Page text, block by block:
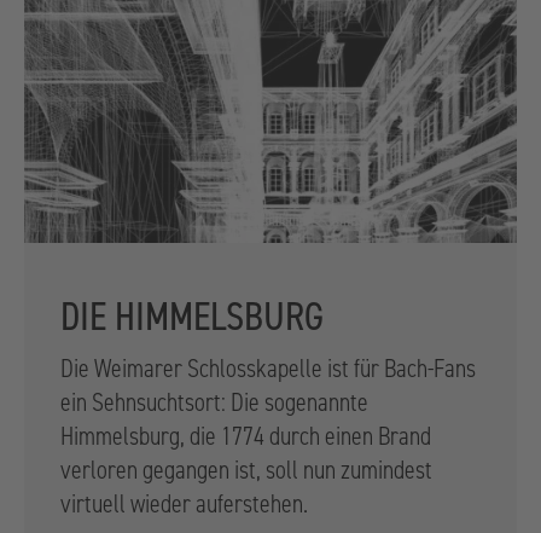
DIE HIMMELSBURG
Die Weimarer Schlosskapelle ist für Bach-Fans
ein Sehnsuchtsort: Die sogenannte
Himmelsburg, die 1774 durch einen Brand
verloren gegangen ist, soll nun zumindest
virtuell wieder auferstehen.